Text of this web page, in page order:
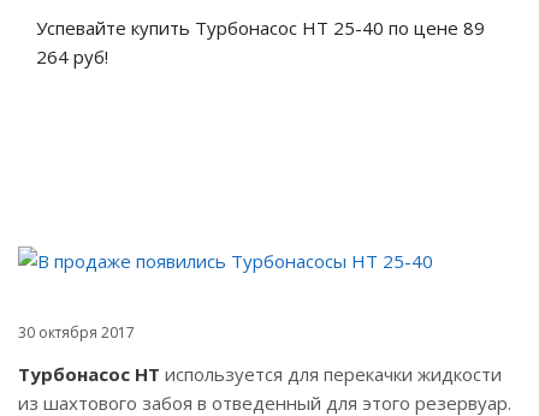
Успевайте купить Турбонасос НТ 25-40 по цене 89
264 руб!
30 октября 2017
Турбонасос НТ используется для перекачки жидкости
из шахтового забоя в отведенный для этого резервуар.